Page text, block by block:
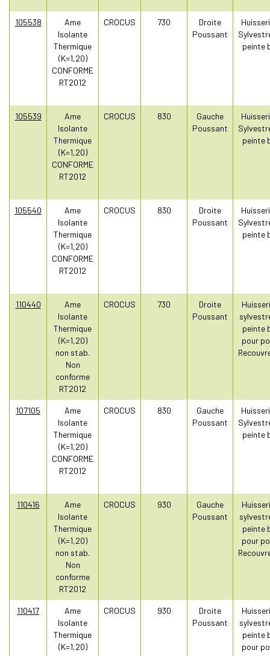
105538
Ame
Isolante
Thermique
(K=1,20)
CONFORME
RT2012
CROCUS 730
Droite
Poussant
peinte
105539
Ame
Isolante
Thermique
(K=1,20)
CONFORME
RT2012
CROCUS 830
Gauche
Poussant
peinte
105540
Ame
Isolante
Thermique
(K=1,20)
CONFORME
RT2012
CROCUS 830
Droite
Poussant
peinte
110440
Ame
Isolante
Thermique
(K=1,20)
non stab.
Non
conforme
RT2012
CROCUS 730
Droite
Poussant
peinte
pour
107105
Ame
Isolante
Thermique
(K=1,20)
CONFORME
RT2012
CROCUS 830
Gauche
Poussant
peinte
110416
Ame
Isolante
Thermique
(K=1,20)
non stab.
Non
conforme
RT2012
CROCUS 930
Gauche
Poussant
peinte
pour
110417
Ame
Isolante
Thermique
(K=1,20)
CROCUS 930
Droite
Poussant
peinte
pour